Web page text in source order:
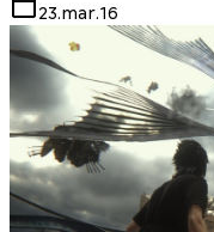
23.mar.16